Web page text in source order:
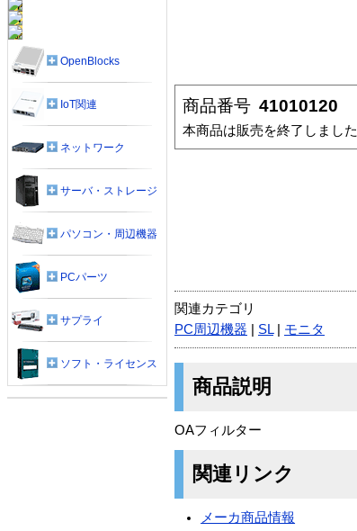
商品番号 41010120
本商品は販売を終了しました
関連カテゴリ
PC周辺機器
SL| モニタ
商品説明
OAフィルター
関連リンク
メーカ商品情報
OpenBlocks
IoT関連
ネットワーク
サーバ・ストレージ
パソコン・周辺機器
PCパーツ
サプライ
ソフト・ライセンス